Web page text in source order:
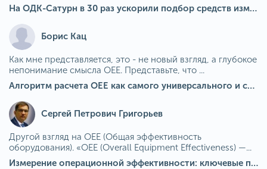
На ОДК-Сатурн в 30 раз ускорили подбор средств измерения для контроля качества продукции
Борис Кац
Как мне представляется, это - не новый взгляд, а глубокое
непонимание смысла OEE. Представьте, что ...
Алгоритм расчета ОЕЕ как самого универсального и современного показателя эффективности оборудования в мире
Сергей Петрович Григорьев
Другой взгляд на OEE (Общая эффективность
оборудования). «OEE (Overall Equipment Effectiveness) —...
Измерение операционной эффективности: ключевые показатели для непрерывного совершенствования